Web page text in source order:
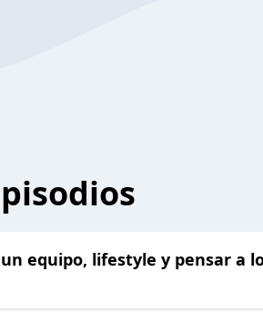
equipo, lifestyle y pensar a